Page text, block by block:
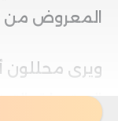
المعروض من
ويرى محللون
المرتبطة